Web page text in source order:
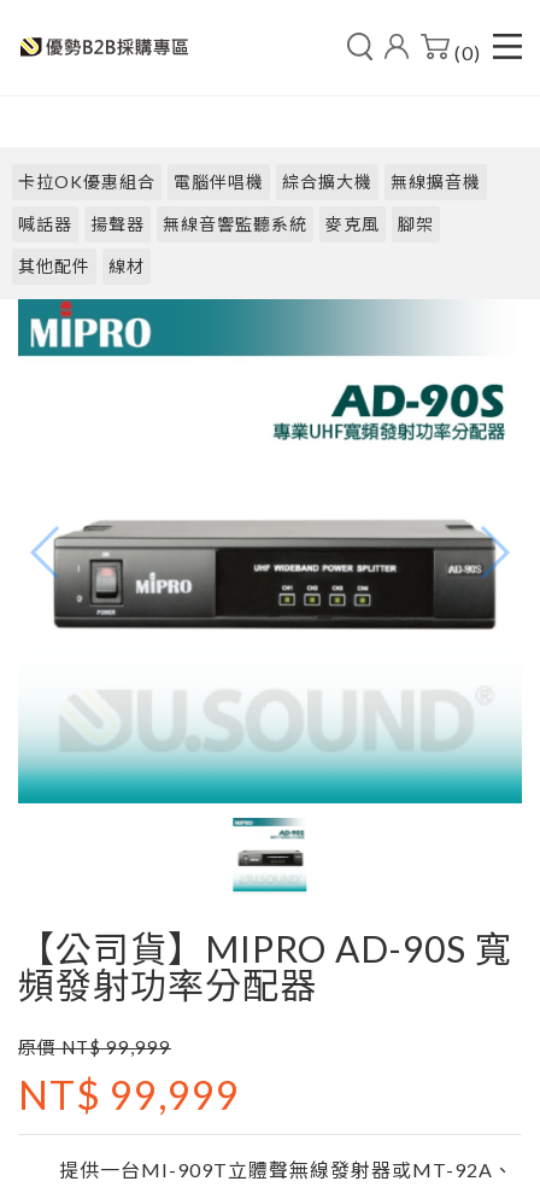
(0)
卡拉OK優惠組合 電腦伴唱機 綜合擴大機 無線擴音機
喊話器 揚聲器 無線音響監聽系統 麥克風 腳架
其他配件 線材
【公司貨】MIPRO AD-90S 寬
頻發射功率分配器
原價 NT$ 99,999
NT$ 99,999
提供一台MI-909T立體聲無線發射器或MT-92A、